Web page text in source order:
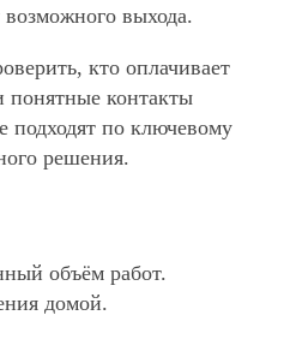
выхода.
кто оплачивает
понятные контакты
подходят по ключевому
решения.
объём работ.
домой.